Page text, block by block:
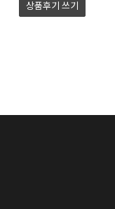
상품후기 쓰기